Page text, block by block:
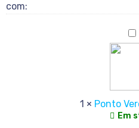
com:
1 × Ponto
Em